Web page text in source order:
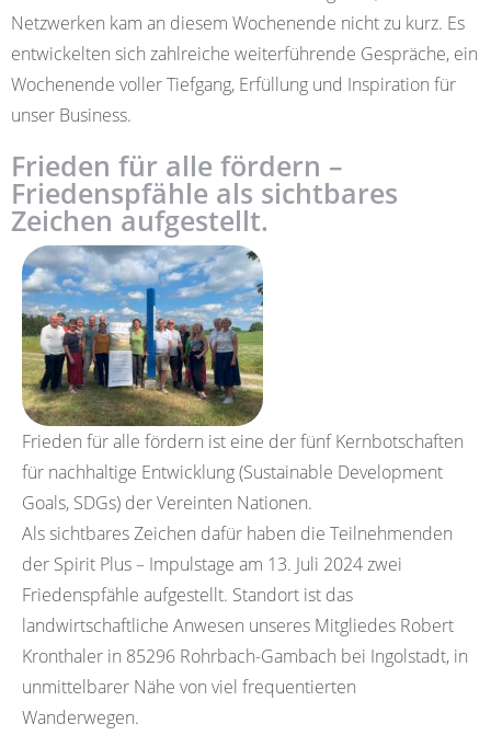
Netzwerken kam an diesem Wochenende nicht zu kurz. Es
entwickelten sich zahlreiche weiterführende Gespräche, ein
Wochenende voller Tiefgang, Erfüllung und Inspiration für
unser Business.
Frieden für alle fördern –
Friedenspfähle als sichtbares
Zeichen aufgestellt.
Frieden für alle fördern ist eine der fünf Kernbotschaften
für nachhaltige Entwicklung (Sustainable Development
Goals, SDGs) der Vereinten Nationen.
Als sichtbares Zeichen dafür haben die Teilnehmenden
der Spirit Plus – Impulstage am 13. Juli 2024 zwei
Friedenspfähle aufgestellt. Standort ist das
landwirtschaftliche Anwesen unseres Mitgliedes Robert
Kronthaler in 85296 Rohrbach-Gambach bei Ingolstadt, in
unmittelbarer Nähe von viel frequentierten
Wanderwegen.